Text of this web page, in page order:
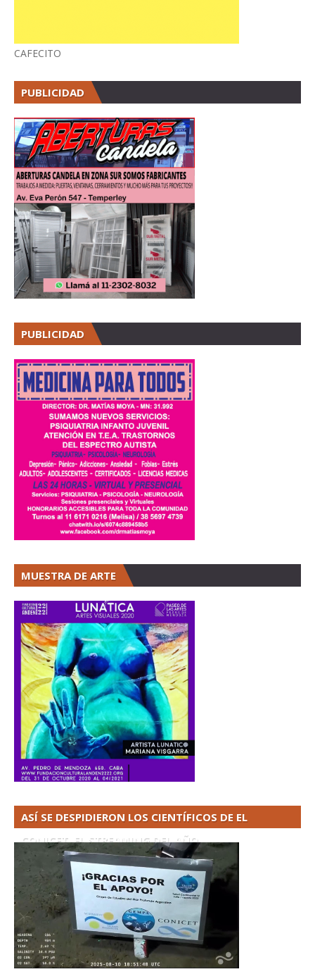
CAFECITO
PUBLICIDAD
PUBLICIDAD
MUESTRA DE ARTE
ASÍ SE DESPIDIERON LOS CIENTÍFICOS DE EL
CONICET. EL STREAMING DEL AÑO